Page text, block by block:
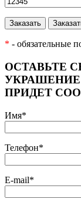
* - обязательные
ОСТАВЬТЕ
ПРИДЕТ
Имя*
Телефон*
E-mail*